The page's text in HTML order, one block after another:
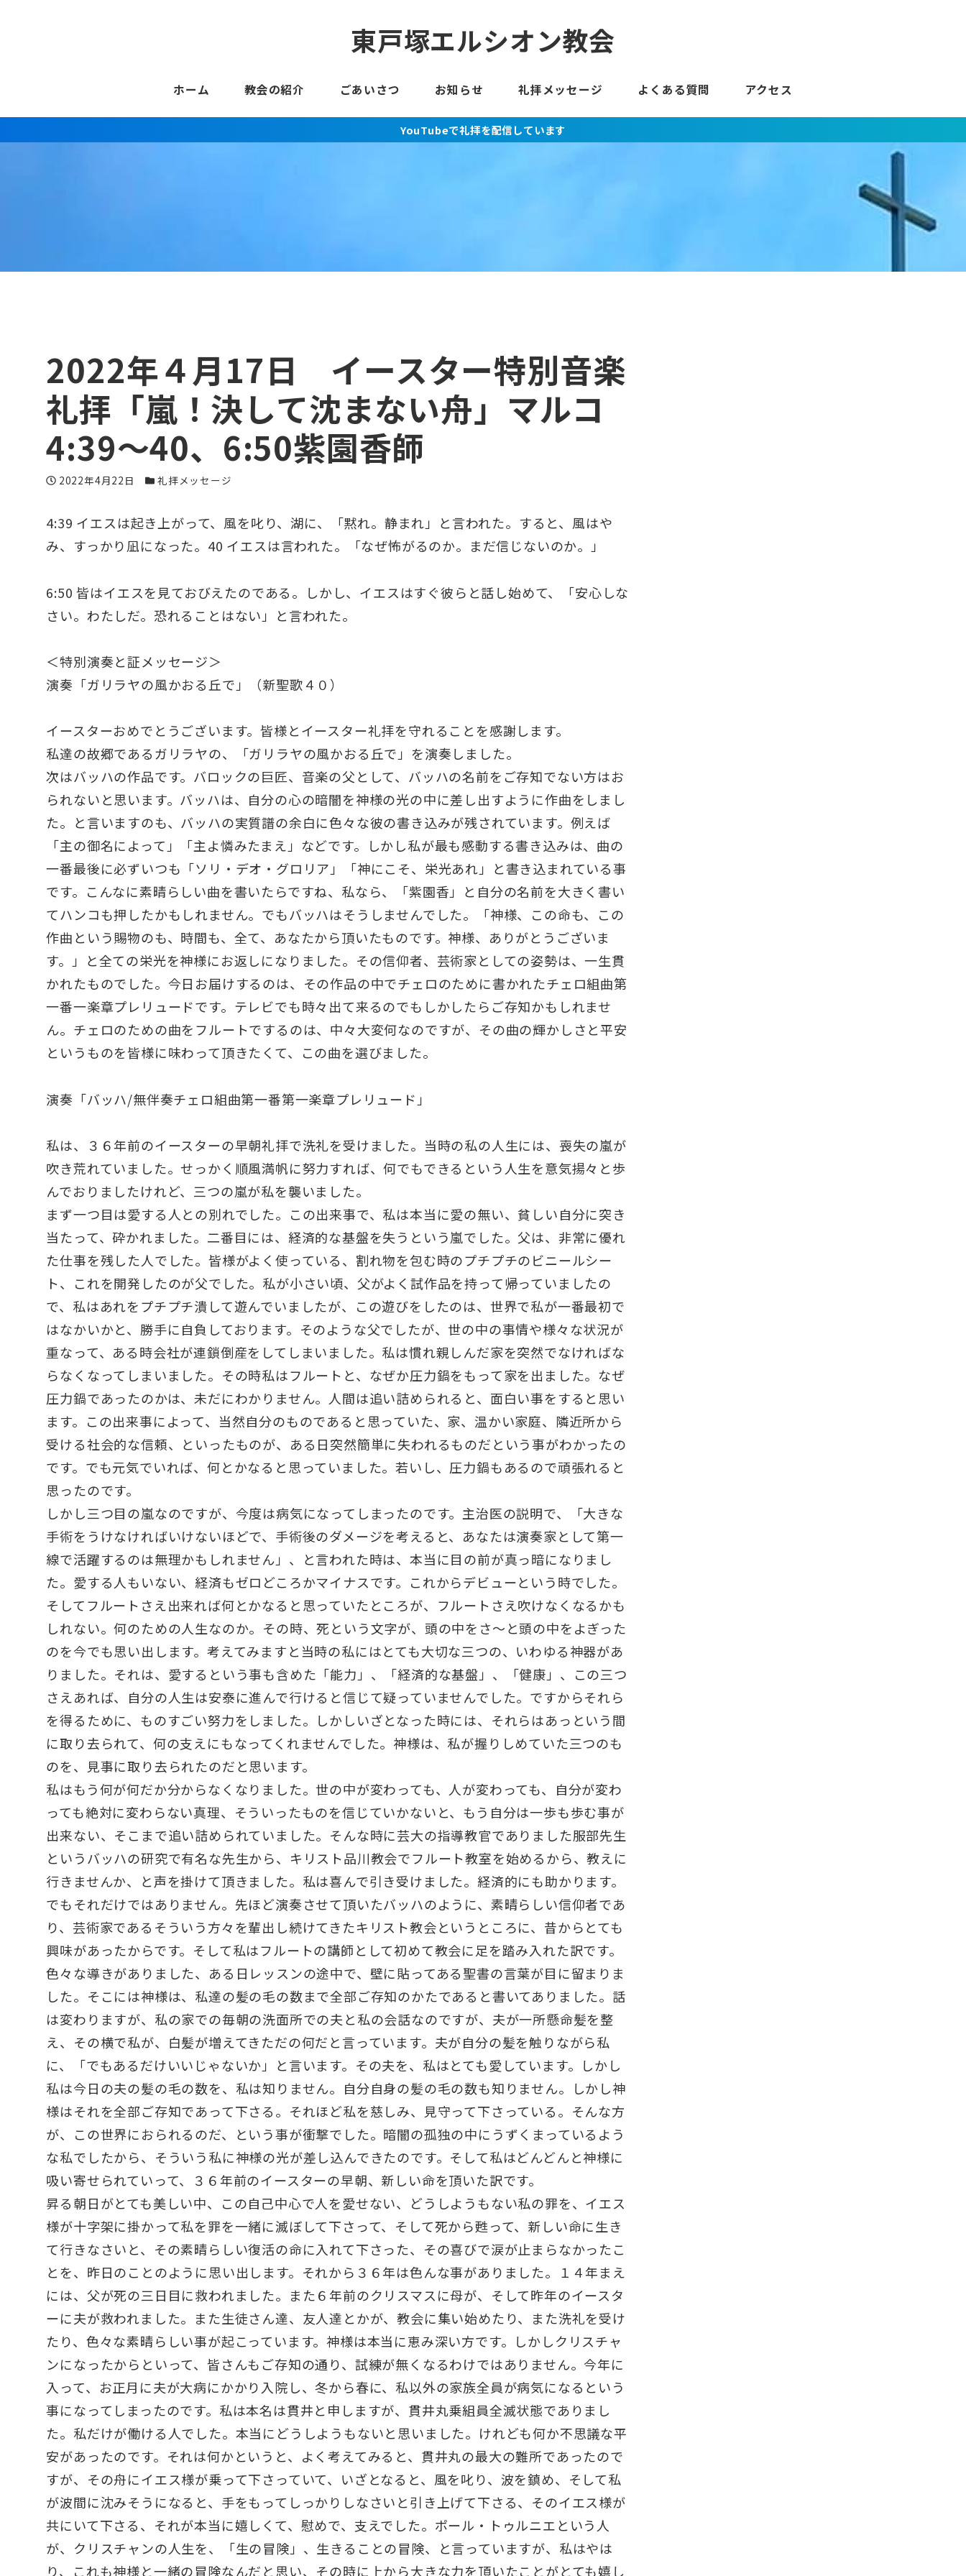
東戸塚エルシオン教会
ホーム 教会の紹介 ごあいさつ お知らせ 礼拝メッセージ よくある質問 アクセス
YouTubeで礼拝を配信しています
2022年４月17日 イースター特別音楽
礼拝「嵐！決して沈まない舟」マルコ
4:39～40、6:50紫園香師
投稿日
2022年4月22日 カテゴリー
礼拝メッセージ
4:39 イエスは起き上がって、風を叱り、湖に、「黙れ。静まれ」と言われた。すると、風はや
み、すっかり凪になった。40 イエスは言われた。「なぜ怖がるのか。まだ信じないのか。」
6:50 皆はイエスを見ておびえたのである。しかし、イエスはすぐ彼らと話し始めて、「安心しな
さい。わたしだ。恐れることはない」と言われた。
＜特別演奏と証メッセージ＞
演奏「ガリラヤの風かおる丘で」（新聖歌４０）
イースターおめでとうございます。皆様とイースター礼拝を守れることを感謝します。
私達の故郷であるガリラヤの、「ガリラヤの風かおる丘で」を演奏しました。
次はバッハの作品です。バロックの巨匠、音楽の父として、バッハの名前をご存知でない方はお
られないと思います。バッハは、自分の心の暗闇を神様の光の中に差し出すように作曲をしまし
た。と言いますのも、バッハの実質譜の余白に色々な彼の書き込みが残されています。例えば
「主の御名によって」「主よ憐みたまえ」などです。しかし私が最も感動する書き込みは、曲の
一番最後に必ずいつも「ソリ・デオ・グロリア」「神にこそ、栄光あれ」と書き込まれている事
です。こんなに素晴らしい曲を書いたらですね、私なら、「紫園香」と自分の名前を大きく書い
てハンコも押したかもしれません。でもバッハはそうしませんでした。「神様、この命も、この
作曲という賜物のも、時間も、全て、あなたから頂いたものです。神様、ありがとうございま
す。」と全ての栄光を神様にお返しになりました。その信仰者、芸術家としての姿勢は、一生貫
かれたものでした。今日お届けするのは、その作品の中でチェロのために書かれたチェロ組曲第
一番一楽章プレリュードです。テレビでも時々出て来るのでもしかしたらご存知かもしれませ
ん。チェロのための曲をフルートでするのは、中々大変何なのですが、その曲の輝かしさと平安
というものを皆様に味わって頂きたくて、この曲を選びました。
演奏「バッハ/無伴奏チェロ組曲第一番第一楽章プレリュード」
私は、３６年前のイースターの早朝礼拝で洗礼を受けました。当時の私の人生には、喪失の嵐が
吹き荒れていました。せっかく順風満帆に努力すれば、何でもできるという人生を意気揚々と歩
んでおりましたけれど、三つの嵐が私を襲いました。
まず一つ目は愛する人との別れでした。この出来事で、私は本当に愛の無い、貧しい自分に突き
当たって、砕かれました。二番目には、経済的な基盤を失うという嵐でした。父は、非常に優れ
た仕事を残した人でした。皆様がよく使っている、割れ物を包む時のプチプチのビニールシー
ト、これを開発したのが父でした。私が小さい頃、父がよく試作品を持って帰っていましたの
で、私はあれをプチプチ潰して遊んでいましたが、この遊びをしたのは、世界で私が一番最初で
はなかいかと、勝手に自負しております。そのような父でしたが、世の中の事情や様々な状況が
重なって、ある時会社が連鎖倒産をしてしまいました。私は慣れ親しんだ家を突然でなければな
らなくなってしまいました。その時私はフルートと、なぜか圧力鍋をもって家を出ました。なぜ
圧力鍋であったのかは、未だにわかりません。人間は追い詰められると、面白い事をすると思い
ます。この出来事によって、当然自分のものであると思っていた、家、温かい家庭、隣近所から
受ける社会的な信頼、といったものが、ある日突然簡単に失われるものだという事がわかったの
です。でも元気でいれば、何とかなると思っていました。若いし、圧力鍋もあるので頑張れると
思ったのです。
しかし三つ目の嵐なのですが、今度は病気になってしまったのです。主治医の説明で、「大きな
手術をうけなければいけないほどで、手術後のダメージを考えると、あなたは演奏家として第一
線で活躍するのは無理かもしれません」、と言われた時は、本当に目の前が真っ暗になりまし
た。愛する人もいない、経済もゼロどころかマイナスです。これからデビューという時でした。
そしてフルートさえ出来れば何とかなると思っていたところが、フルートさえ吹けなくなるかも
しれない。何のための人生なのか。その時、死という文字が、頭の中をさ～と頭の中をよぎった
のを今でも思い出します。考えてみますと当時の私にはとても大切な三つの、いわゆる神器があ
りました。それは、愛するという事も含めた「能力」、「経済的な基盤」、「健康」、この三つ
さえあれば、自分の人生は安泰に進んで行けると信じて疑っていませんでした。ですからそれら
を得るために、ものすごい努力をしました。しかしいざとなった時には、それらはあっという間
に取り去られて、何の支えにもなってくれませんでした。神様は、私が握りしめていた三つのも
のを、見事に取り去られたのだと思います。
私はもう何が何だか分からなくなりました。世の中が変わっても、人が変わっても、自分が変わ
っても絶対に変わらない真理、そういったものを信じていかないと、もう自分は一歩も歩む事が
出来ない、そこまで追い詰められていました。そんな時に芸大の指導教官でありました服部先生
というバッハの研究で有名な先生から、キリスト品川教会でフルート教室を始めるから、教えに
行きませんか、と声を掛けて頂きました。私は喜んで引き受けました。経済的にも助かります。
でもそれだけではありません。先ほど演奏させて頂いたバッハのように、素晴らしい信仰者であ
り、芸術家であるそういう方々を輩出し続けてきたキリスト教会というところに、昔からとても
興味があったからです。そして私はフルートの講師として初めて教会に足を踏み入れた訳です。
色々な導きがありました、ある日レッスンの途中で、壁に貼ってある聖書の言葉が目に留まりま
した。そこには神様は、私達の髪の毛の数まで全部ご存知のかたであると書いてありました。話
は変わりますが、私の家での毎朝の洗面所での夫と私の会話なのですが、夫が一所懸命髪を整
え、その横で私が、白髪が増えてきただの何だと言っています。夫が自分の髪を触りながら私
に、「でもあるだけいいじゃないか」と言います。その夫を、私はとても愛しています。しかし
私は今日の夫の髪の毛の数を、私は知りません。自分自身の髪の毛の数も知りません。しかし神
様はそれを全部ご存知であって下さる。それほど私を慈しみ、見守って下さっている。そんな方
が、この世界におられるのだ、という事が衝撃でした。暗闇の孤独の中にうずくまっているよう
な私でしたから、そういう私に神様の光が差し込んできたのです。そして私はどんどんと神様に
吸い寄せられていって、３６年前のイースターの早朝、新しい命を頂いた訳です。
昇る朝日がとても美しい中、この自己中心で人を愛せない、どうしようもない私の罪を、イエス
様が十字架に掛かって私を罪を一緒に滅ぼして下さって、そして死から甦って、新しい命に生き
て行きなさいと、その素晴らしい復活の命に入れて下さった、その喜びで涙が止まらなかったこ
とを、昨日のことのように思い出します。それから３６年は色んな事がありました。１４年まえ
には、父が死の三日目に救われました。また６年前のクリスマスに母が、そして昨年のイースタ
ーに夫が救われました。また生徒さん達、友人達とかが、教会に集い始めたり、また洗礼を受け
たり、色々な素晴らしい事が起こっています。神様は本当に恵み深い方です。しかしクリスチャ
ンになったからといって、皆さんもご存知の通り、試練が無くなるわけではありません。今年に
入って、お正月に夫が大病にかかり入院し、冬から春に、私以外の家族全員が病気になるという
事になってしまったのです。私は本名は貫井と申しますが、貫井丸乗組員全滅状態でありまし
た。私だけが働ける人でした。本当にどうしようもないと思いました。けれども何か不思議な平
安があったのです。それは何かというと、よく考えてみると、貫井丸の最大の難所であったので
すが、その舟にイエス様が乗って下さっていて、いざとなると、風を叱り、波を鎮め、そして私
が波間に沈みそうになると、手をもってしっかりしなさいと引き上げて下さる、そのイエス様が
共にいて下さる、それが本当に嬉しくて、慰めで、支えでした。ポール・トゥルニエという人
が、クリスチャンの人生を、「生の冒険」、生きることの冒険、と言っていますが、私はやは
り、これも神様と一緒の冒険なんだと思い、その時に上から大きな力を頂いたことがとても嬉し